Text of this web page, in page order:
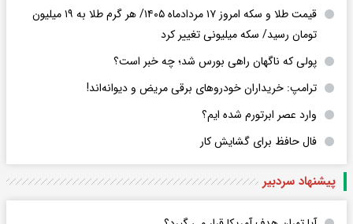
قیمت طلا و سکه امروز ۱۷ مردادماه ۱۴۰۵/ هر گرم طلا به ۱۹ میلیون
تومان رسید/ سکه میلیونی تغییر کرد
پولی که ناگهان راهی بورس شد؛ چه خبر است؟
ترامپ: خریداران خودروهای برقی مریض و دیوانه‌اند!
وارد عصر ابرتورم شده ایم؟
فال حافظ برای گشایش کار
پیشنهاد سردبیر